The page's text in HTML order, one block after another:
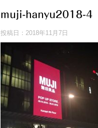
muji-hanyu2018-4
投稿日： 2018年11月7日